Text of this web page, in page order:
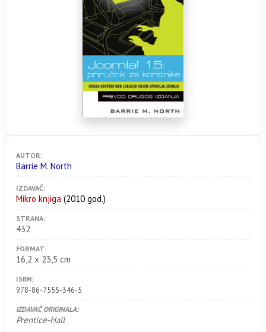
AUTOR:
Barrie M. North
IZDAVAČ:
Mikro knjiga (2010 god.)
STRANA:
432
FORMAT:
16,2 x 23,5 cm
ISBN:
978-86-7555-346-5
IZDAVAČ ORIGINALA:
Prentice-Hall